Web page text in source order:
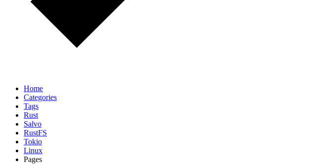
Home
Categories
Tags
Rust
Salvo
RustFS
Tokio
Linux
Pages